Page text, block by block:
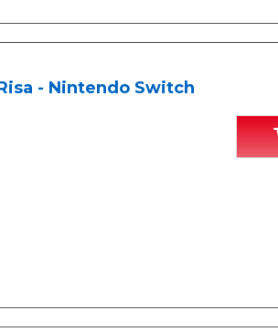
- Nintendo Switch